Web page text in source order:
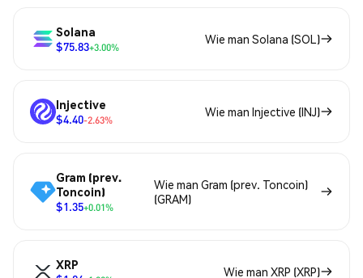
Solana
$75.83+3.00%
Wie man Solana (SOL)
Injective
$4.40-2.63%
Wie man Injective (INJ)
Gram (prev.
Toncoin)
$1.35+0.01%
Wie man Gram (prev. Toncoin)
(GRAM)
XRP
Wie man XRP (XRP)